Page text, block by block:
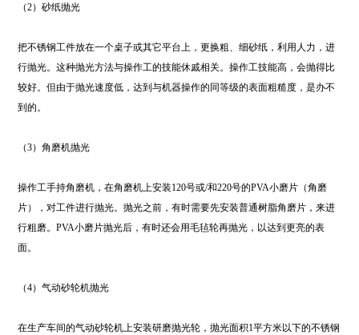
（2）砂纸抛光
把不锈钢工件放在一个桌子或其它平台上，更换粗、细砂纸，利用人力，进
行抛光。这种抛光方法与操作工的技能休戚相关。操作工技能高，会抛得比
较好。但由于抛光速度低，达到与机器操作的同等级的表面粗糙度，是办不
到的。
（3）角磨机抛光
操作工手持角磨机，在角磨机上安装120号或/和220号的PVA小磨片（角磨
片），对工件进行抛光。抛光之前，有时需要先安装普通树脂角磨片，来进
行粗磨。PVA小磨片抛光后，有时还会用毛毡轮再抛光，以达到更亮的表
面。
（4）气动砂轮机抛光
在生产车间的气动砂轮机上安装研磨抛光轮，抛光面积1平方米以下的不锈钢